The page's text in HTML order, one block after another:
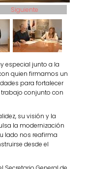
Siguiente
especial junto a la
quien firmamos un
para fortalecer
conjunto con
su visión y la
la modernización
lado nos reafirma
desde el